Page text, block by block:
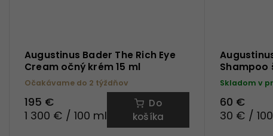
Augustinus Bader The Rich Eye
Cream očný krém 15 ml
Očakávame do 2 týždňov
195 €
1 300 € / 100 ml
Do
košíka
Shampoo
ml
Skladom v
60 €
30 € /